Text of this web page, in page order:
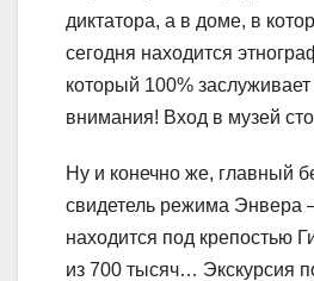
диктатора, а в доме, в
сегодня находится
который 100%
внимания! Вход в музей
Ну и конечно же, главный
свидетель режима Энвера
находится под крепостью
из 700 тысяч… Экскурсия